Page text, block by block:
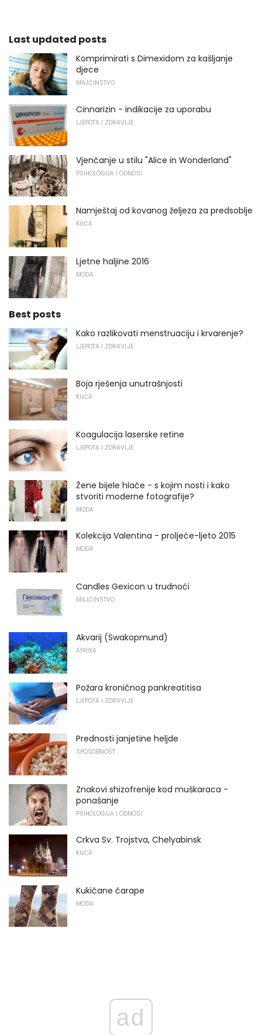
Last updated posts
Komprimirati s Dimexidom za kašljanje
djece
MAJČINSTVO
Cinnarizin - indikacije za uporabu
LJEPOTA I ZDRAVLJE
Vjenčanje u stilu "Alice in Wonderland"
PSIHOLOGIJA I ODNOSI
Namještaj od kovanog željeza za predsoblje
KUĆA
Ljetne haljine 2016
MODA
Best posts
Kako razlikovati menstruaciju i krvarenje?
LJEPOTA I ZDRAVLJE
Boja rješenja unutrašnjosti
KUĆA
Koagulacija laserske retine
LJEPOTA I ZDRAVLJE
Žene bijele hlače - s kojim nosti i kako
stvoriti moderne fotografije?
MODA
Kolekcija Valentina - proljeće-ljeto 2015
MODA
Candles Gexicon u trudnoći
MAJČINSTVO
Akvarij (Swakopmund)
AFRIKA
Požara kroničnog pankreatitisa
LJEPOTA I ZDRAVLJE
Prednosti janjetine heljde
SPOSOBNOST
Znakovi shizofrenije kod muškaraca -
ponašanje
PSIHOLOGIJA I ODNOSI
Crkva Sv. Trojstva, Chelyabinsk
KUĆA
Kukičane čarape
MODA
ad